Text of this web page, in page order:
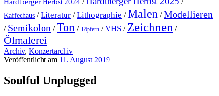
Hardtberger Herbst 2024 / /
Kaffeehaus /Literatur /Lithographie /Malen /Modellieren
/ Semikolon /Ton / Töpfern /VHS / Zeichnen /
Ölmalerei
Archiv, Konzertarchiv
Veröffentlicht am 11. August 2019
Soulful Unplugged